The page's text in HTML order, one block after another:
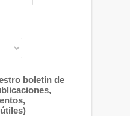
boletín de